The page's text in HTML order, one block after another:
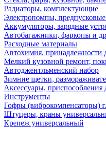
Радиаторы, комплектующие
Электропомпы, предпусковые
Аккумуляторы, зарядные
Автобагажники, фаркопы и
Расходные материалы
Автохимия, принадлежности
Мелкий кузовной ремонт,
Автоджентльменский набор
Зимние щетки,
Аксессуары, приспособления
Инструменты
Гофры (виброкомпенсаторы)
Штуцеры, краны
Крепеж универсальный